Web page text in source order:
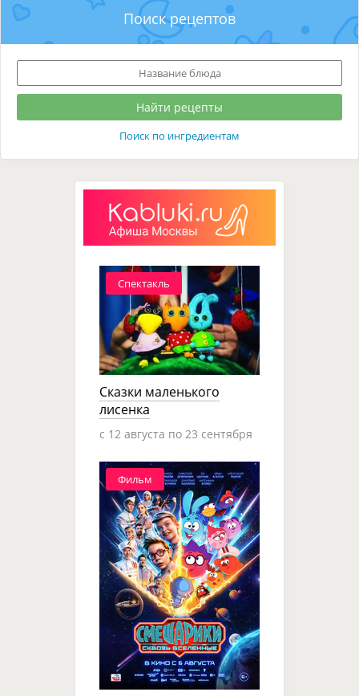
Поиск рецептов
Поиск по ингредиентам
Спектакль
Сказки маленького
лисенка
c 12 августа по 23 сентября
Фильм